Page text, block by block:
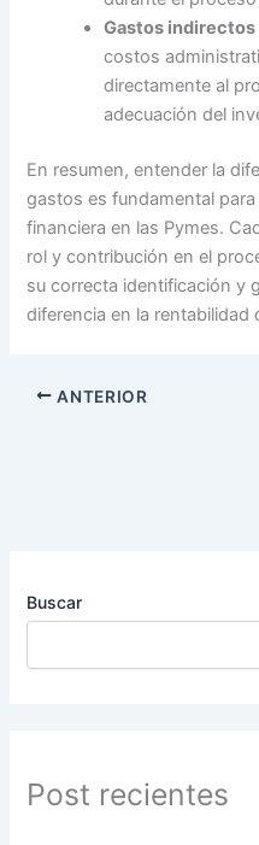
Gastos
costos
directamente al
adecuación del
En resumen, entender la
gastos es fundamental
financiera en las Pymes.
rol y contribución en el
su correcta identificación y
diferencia en la rentabilidad
ANTERIOR
Buscar
Post recientes